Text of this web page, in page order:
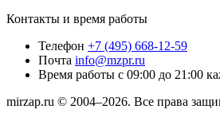
Контакты и время работы
Телефон +7 (495) 668-12-59
Почта info@mzpr.ru
Время работы с 09:00 до 21:00
mirzap.ru © 2004–2026. Все права